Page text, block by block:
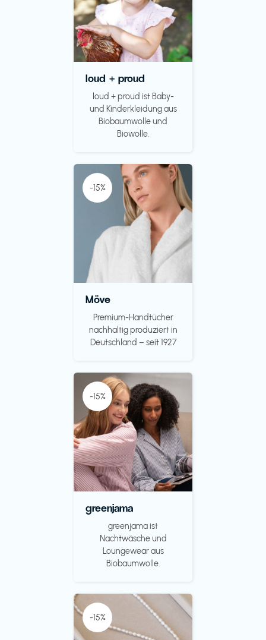
loud + proud
loud + proud ist Baby-
und Kinderkleidung aus
Biobaumwolle und
Biowolle.
-15%
Möve
Premium-Handtücher
nachhaltig produziert in
Deutschland – seit 1927
-15%
greenjama
greenjama ist
Nachtwäsche und
Loungewear aus
Biobaumwolle.
-15%